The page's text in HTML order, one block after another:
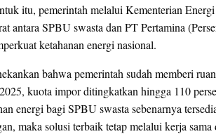
itu, pemerintah melalui Kementerian
antara SPBU swasta dan PT Pertamina
ketahanan energi nasional.
bahwa pemerintah sudah memberi
kuota impor ditingkatkan hingga 110
energi bagi SPBU swasta sebenarnya
maka solusi terbaik tetap melalui kerja sama